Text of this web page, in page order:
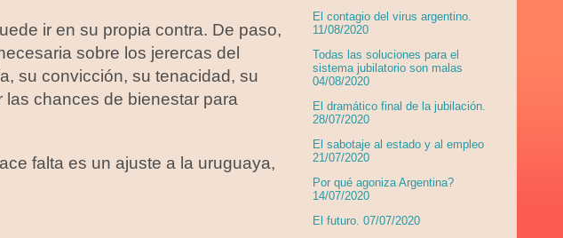
ir en su propia contra. De paso,
sobre los jerercas del
su convicción, su tenacidad, su
chances de bienestar para
falta es un ajuste a la uruguaya,
El contagio del virus argentino.
11/08/2020
Todas las soluciones para el
sistema jubilatorio son malas
04/08/2020
El dramático final de la jubilación.
28/07/2020
El sabotaje al estado y al empleo
21/07/2020
Por qué agoniza Argentina?
14/07/2020
El futuro. 07/07/2020